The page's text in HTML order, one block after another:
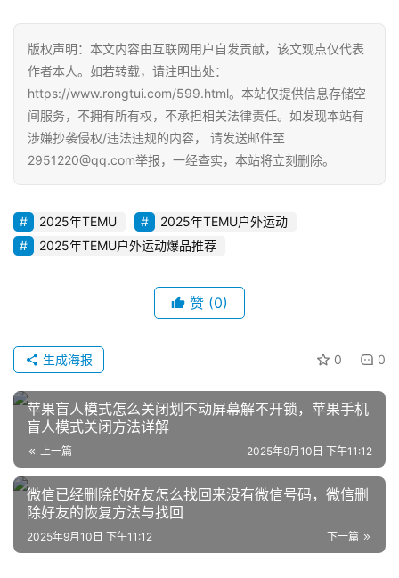
A
观
察
电
商
运
直
引
流
推
广
私
域
社
群
版权声明：本文内容由互联网用户自发贡献，该文观点仅代表
作者本人。如若转载，请注明出处：
https://www.rongtui.com/599.html。本站仅提供信息存储空
间服务，不拥有所有权，不承担相关法律责任。如发现本站有
涉嫌抄袭侵权/违法违规的内容， 请发送邮件至
2951220@qq.com举报，一经查实，本站将立刻删除。
2025年TEMU
2025年TEMU户外运动
2025年TEMU户外运动爆品推荐
赞 (0)
0 0
生成海报
苹果盲人模式怎么关闭划不动屏幕解不开锁，苹果手机
盲人模式关闭方法详解
上一篇 2025年9月10日 下午11:12
微信已经删除的好友怎么找回来没有微信号码，微信删
除好友的恢复方法与找回
下一篇
2025年9月10日 下午11:12